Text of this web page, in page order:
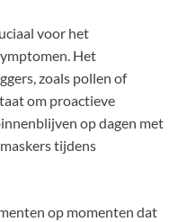
voor het
Het
zoals pollen of
om proactieve
op dagen met
tijdens
op momenten dat